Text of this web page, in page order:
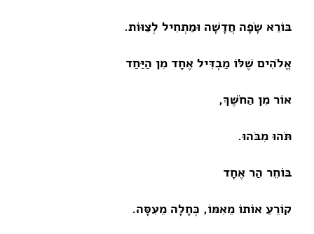
בּוֹרֵא שָׂפָה חֲדָשָׁה וּמַתְחִיל לְצַוּוֹת.
אֱלֹהִים שֶׁלּוֹ מַבְדִּיל אֶחָד מִן הַיַּחַד
אוֹר מִן הַחֹשֶׁךְ,
תֹּהוּ מִבֹּהוּ.
בּוֹחֵר הַר אֶחָד
קוֹרֵעַ אוֹתוֹ מֵאִמּוֹ, כְּחָלָה מֵעִסָּה.